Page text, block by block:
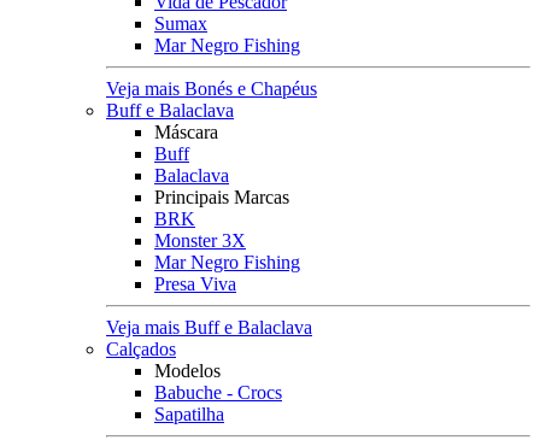
Sumax
Mar Negro Fishing
Veja mais Bonés e Chapéus
Buff e Balaclava
Máscara
Buff
Balaclava
Principais Marcas
BRK
Monster 3X
Mar Negro Fishing
Presa Viva
Veja mais Buff e Balaclava
Calçados
Modelos
Babuche - Crocs
Sapatilha